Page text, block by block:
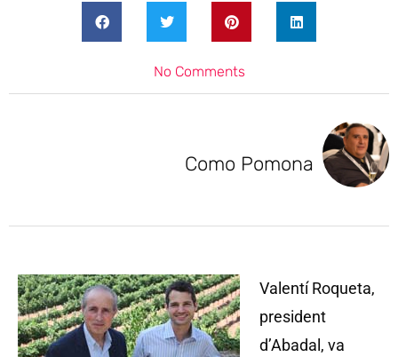
No Comments
Como Pomona
Valentí Roqueta,
president
d’Abadal, va